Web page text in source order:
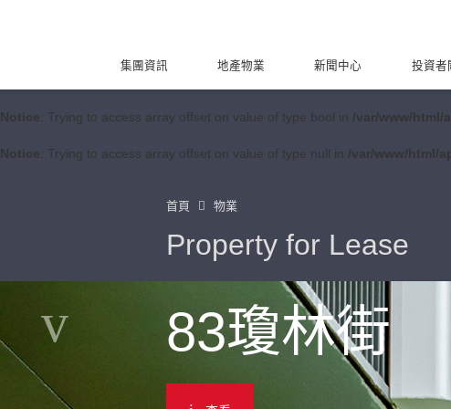
Notice: Trying to access array offset on value of type bool in /var/www/html/
Notice: Trying to access array offset on value of type null in /var/www/html/
集團資訊 地產物業 新聞中心 投資者
首頁 物業
Property for Lease
83瓊林街